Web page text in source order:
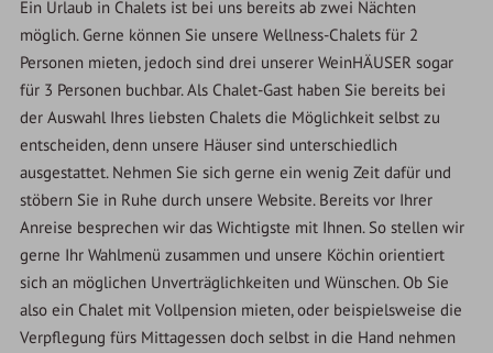
Ein Urlaub in Chalets ist bei uns bereits ab zwei Nächten
möglich. Gerne können Sie unsere Wellness-Chalets für 2
Personen mieten, jedoch sind drei unserer WeinHÄUSER sogar
für 3 Personen buchbar. Als Chalet-Gast haben Sie bereits bei
der Auswahl Ihres liebsten Chalets die Möglichkeit selbst zu
entscheiden, denn unsere Häuser sind unterschiedlich
ausgestattet. Nehmen Sie sich gerne ein wenig Zeit dafür und
stöbern Sie in Ruhe durch unsere Website. Bereits vor Ihrer
Anreise besprechen wir das Wichtigste mit Ihnen. So stellen wir
gerne Ihr Wahlmenü zusammen und unsere Köchin orientiert
sich an möglichen Unverträglichkeiten und Wünschen. Ob Sie
also ein Chalet mit Vollpension mieten, oder beispielsweise die
Verpflegung fürs Mittagessen doch selbst in die Hand nehmen